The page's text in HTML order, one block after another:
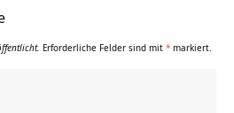
Erforderliche Felder sind mit * markiert.